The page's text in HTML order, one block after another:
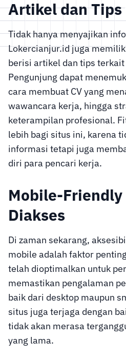
Artikel dan
Tidak hanya menyajikan
Lokercianjur.id juga
berisi artikel dan tips
Pengunjung dapat
cara membuat CV yang
wawancara kerja, hingga
keterampilan profesional.
lebih bagi situs ini, karena
informasi tetapi juga
diri para pencari kerja.
Mobile-Friendly
Diakses
Di zaman sekarang,
mobile adalah faktor
telah dioptimalkan untuk
memastikan pengalaman
baik dari desktop maupun
situs juga terjaga dengan
tidak akan merasa
yang lama.